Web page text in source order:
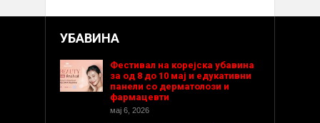
УБАВИНА
Фестивал на корејска убавина
за од 8 до 10 мај и едукативни
панели со дерматолози и
фармацевти
мај 6, 2026